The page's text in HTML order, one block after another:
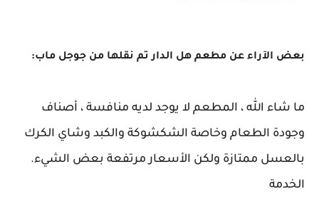
بعض الآراء عن مطعم هل الدار تم نقلها من جوجل ماب:
ما شاء الله ، المطعم لا يوجد لديه منافسة ، أصناف
وجودة الطعام وخاصة الشكشوكة والكبد وشاي الكرك
بالعسل ممتازة ولكن الأسعار مرتفعة بعض الشيء.
الخدمة